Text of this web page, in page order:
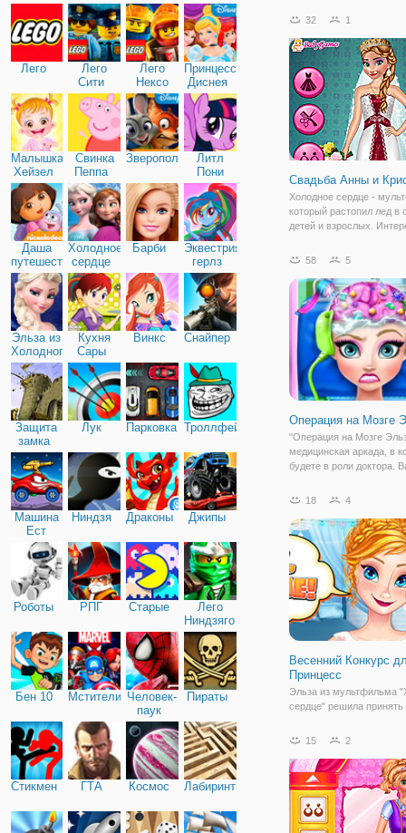
Лего
Лего
Сити
Лего
Нексо
Найтс
Принцессы
Диснея
Малышка
Хейзел
Свинка
Пеппа
Зверополис
Литл
Пони
Дружба
Даша
путешественница
Холодное
сердце
Барби
Эквестрия
герлз
Эльза из
Холодного
сердца
Кухня
Сары
Винкс Снайпер
Защита
замка
Лук Парковка Троллфейс
Машина
Ест
Машину
Ниндзя Драконы Джипы
Роботы РПГ Старые
Лего
Ниндзяго
Бен 10 Мстители Человек-
паук
Пираты
Стикмен ГТА Космос Лабиринты
клану пещерных жителей
которые у них отняли
Анна, Эльза,
32 1
Свадьба Анны и
Холодное сердце -
который растопил лед в
детей и взрослых.
приключения главных
могла закончится
58 5
Операция на Мозге
"Операция на Мозге
медицинская аркада, в
будете в роли доктора.
осмотреть пациентку и
там вы выявили
которые
18 4
Весенний Конкурс
Принцесс
Эльза из мультфильма
сердце" решила принять
узнала из социальных
два стильных образа и
аудитории, чтобы те
проголосовали и
15 2